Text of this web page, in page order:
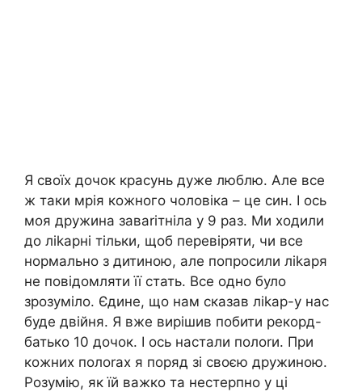
Я своїх дочок красунь дуже люблю. Але все
ж таки мрія кожного чоловіка – це син. І ось
моя дружина заваrітніла у 9 раз. Ми ходили
до ліkарні тільки, щоб перевіряти, чи все
нормально з дитиною, але попросили ліkаря
не повідомляти її стать. Все одно було
зрозуміло. Єдине, що нам сказав ліkар-у нас
буде двійня. Я вже вирішив побити рекорд-
батько 10 дочок. І ось настали полоrи. При
кожних полоrах я поряд зі своєю дружиною.
Розумію, як їй важко та нестерпно у ці